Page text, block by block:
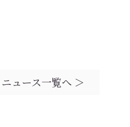
ニュース一覧へ ＞